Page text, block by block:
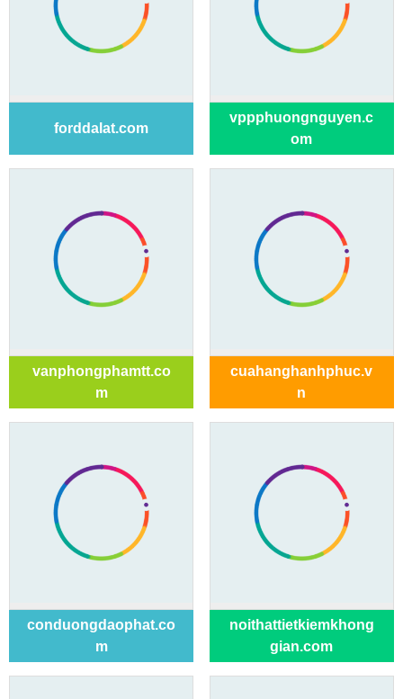
forddalat.com
vppphuongnguyen.c
om
vanphongphamtt.co
m
cuahanghanhphuc.v
n
conduongdaophat.co
m
noithattietkiemkhong
gian.com